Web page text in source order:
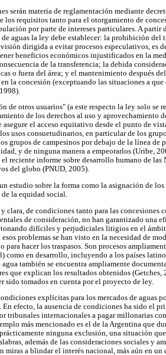
serán materia de reglamentación mediante
los requisitos tanto para el otorgamiento de
por parte de intereses particulares. A partir
aguas la ley debe establecer: la prohibición del
dirigida a evitar procesos especulativos, es
beneficios económicos injustificados en la
de la transferencia; la debida
o fuera del área; y el mantenimiento después
la concesión (exceptuando las situaciones a
de otros usuarios" (a este respecto la ley solo se
de los derechos al uso y aprovechamiento
el acceso equitativo desde el punto de
usos consuetudinarios, en particular de los
grupos de campesinos por debajo de la línea
y de ninguna manera a empeorarlos (Uribe,
reciente informe sobre desarrollo humano de
del globo (PNUD, 2005).
estudio sobre la forma como la asignación de
de la equidad social.
de condiciones tanto para las concesiones
de consideración, no han garantizado una
difíciles y perjudiciales litigios en el
problemas se han visto en la necesidad de
para hacer los traspasos. Son procesos
en desarrollo, incluyendo a los países
también se encuentra ampliamente
que explican los resultados obtenidos
sido tomados en cuenta por el proyecto de ley.
explícitas para los mercados de aguas
efecto, la ausencia de condiciones ha sido el
tribunales internacionales a pagar millonarias
más mencionado es el de la Argentina que
ninguna exclusión, una situación
además de las consideraciones sociales y
miras a blindar el interés nacional, más aún en